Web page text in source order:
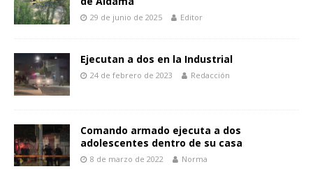
29 de junio de 2025 Editor
Ejecutan a dos en la Industrial
24 de febrero de 2023 Redacción
Comando armado ejecuta a dos
adolescentes dentro de su casa
8 de marzo de 2022 Norma